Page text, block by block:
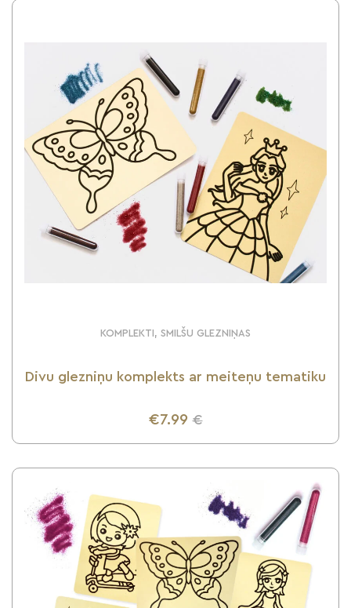
KOMPLEKTI, SMILŠU GLEZNIŅAS
Divu glezniņu komplekts ar meiteņu tematiku
€7.99 €
UZZINI VAIRĀK